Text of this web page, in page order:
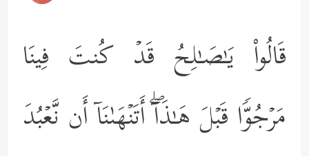
قَالُواْ یَـٰصَـٰلِحُ قَدۡ كُنتَ فِینَا
مَرۡجُوࣰّا قَبۡلَ هَـٰذَاۤۖ أَتَنۡهَىٰنَاۤ أَن نَّعۡبُدَ